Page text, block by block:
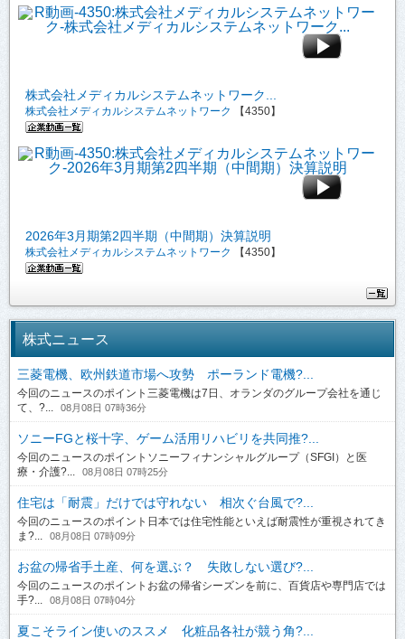
株式会社メディカルシステムネットワーク...
株式会社メディカルシステムネットワーク 【4350】
2026年3月期第2四半期（中間期）決算説明
株式会社メディカルシステムネットワーク 【4350】
株式ニュース
三菱電機、欧州鉄道市場へ攻勢 ポーランド電機?...
今回のニュースのポイント三菱電機は7日、オランダのグループ会社を通じ
て、?...
08月08日 07時36分
ソニーFGと桜十字、ゲーム活用リハビリを共同推?...
今回のニュースのポイントソニーフィナンシャルグループ（SFGI）と医
療・介護?...
08月08日 07時25分
住宅は「耐震」だけでは守れない 相次ぐ台風で?...
今回のニュースのポイント日本では住宅性能といえば耐震性が重視されてき
ま?...
08月08日 07時09分
お盆の帰省手土産、何を選ぶ？ 失敗しない選び?...
今回のニュースのポイントお盆の帰省シーズンを前に、百貨店や専門店では
手?...
08月08日 07時04分
夏こそライン使いのススメ 化粧品各社が競う角?...